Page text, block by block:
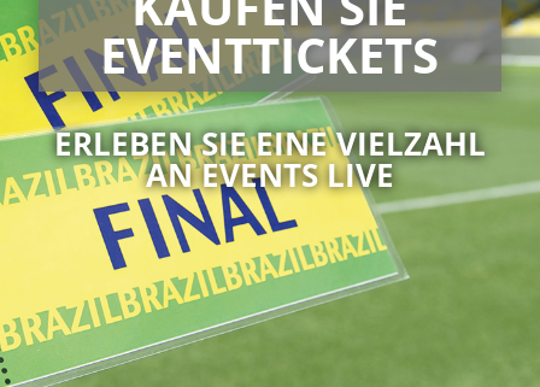
EVENTTICKETS
ERLEBEN SIE EINE VIELZAHL
AN EVENTS LIVE